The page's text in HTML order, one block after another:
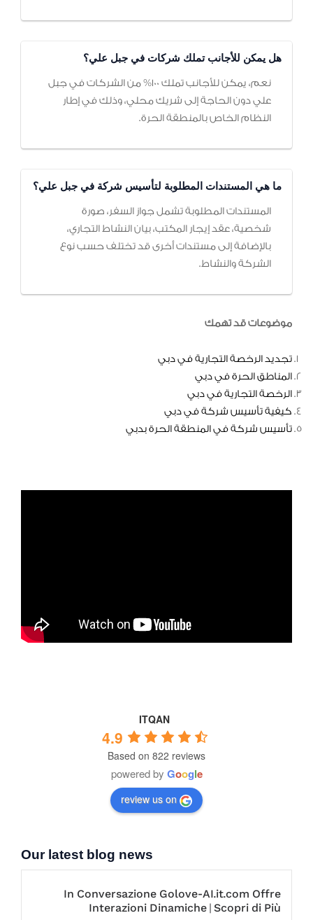
هل يمكن للأجانب تملك شركات في جبل علي؟
نعم، يمكن للأجانب تملك 100% من الشركات في جبل
علي دون الحاجة إلى شريك محلي، وذلك في إطار
النظام الخاص بالمنطقة الحرة.
ما هي المستندات المطلوبة لتأسيس شركة في جبل علي؟
المستندات المطلوبة تشمل جواز السفر، صورة
شخصية، عقد إيجار المكتب، بيان النشاط التجاري،
بالإضافة إلى مستندات أخرى قد تختلف حسب نوع
الشركة والنشاط.
موضوعات قد تهمك
تجديد الرخصة التجارية في دبي
المناطق الحرة في دبي
الرخصة التجارية في دبي
كيفية تأسيس شركة في دبي
تأسيس شركة في المنطقة الحرة بدبي
ITQAN
4.9
Based on 822 reviews
powered by Google
review us on
Our latest blog news
In Conversazione Golove-AI.it.com Offre
Interazioni Dinamiche | Scopri di Più